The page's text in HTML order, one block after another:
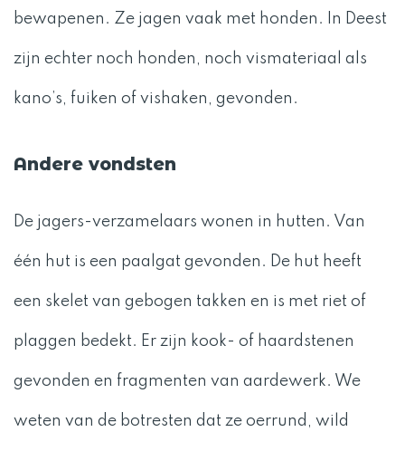
bewapenen. Ze jagen vaak met honden. In Deest
zijn echter noch honden, noch vismateriaal als
kano’s, fuiken of vishaken, gevonden.
Andere vondsten
De jagers-verzamelaars wonen in hutten. Van
één hut is een paalgat gevonden. De hut heeft
een skelet van gebogen takken en is met riet of
plaggen bedekt. Er zijn kook- of haardstenen
gevonden en fragmenten van aardewerk. We
weten van de botresten dat ze oerrund, wild